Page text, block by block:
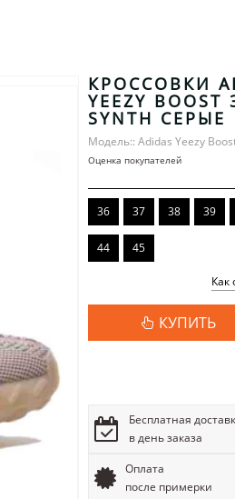
КРОССОВКИ
YEEZY BOOST
SYNTH СЕРЫЕ
Модель:: Adidas Yeezy
Оценка покупателей
36 37 38 39
44 45
Как
КУПИТЬ
Бесплатная
в день заказа
Оплата
после примерки